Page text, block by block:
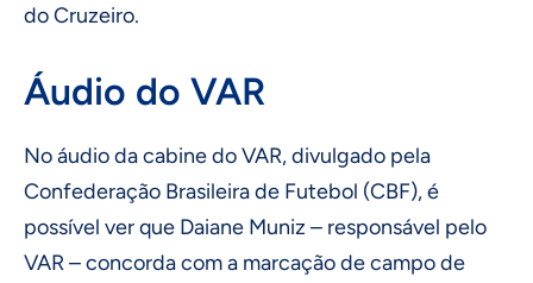
do Cruzeiro.
Áudio do VAR
No áudio da cabine do VAR, divulgado pela
Confederação Brasileira de Futebol (CBF), é
possível ver que Daiane Muniz – responsável pelo
VAR – concorda com a marcação de campo de